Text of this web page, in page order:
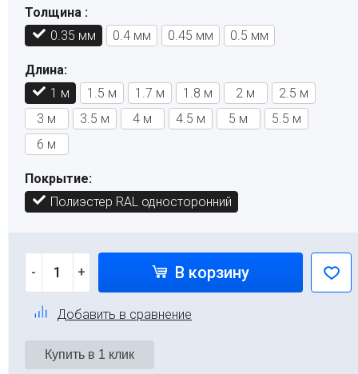
Толщина :
0.35 мм
0.4 мм 0.45 мм 0.5 мм
Длина:
1 м
1.5 м 1.7 м 1.8 м 2 м
2.5 м
3 м
3.5 м 4 м 4.5 м 5 м
5.5 м
6 м
Покрытие:
Полиэстер RAL односторонний
- + В корзину
Добавить в сравнение